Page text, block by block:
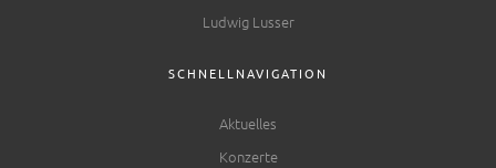
Ludwig Lusser
SCHNELLNAVIGATION
Aktuelles
Konzerte